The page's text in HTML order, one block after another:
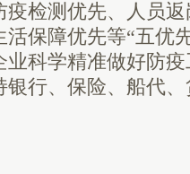
检测优先、人员
保障优先等“五优
科学精准做好防
行、保险、船代